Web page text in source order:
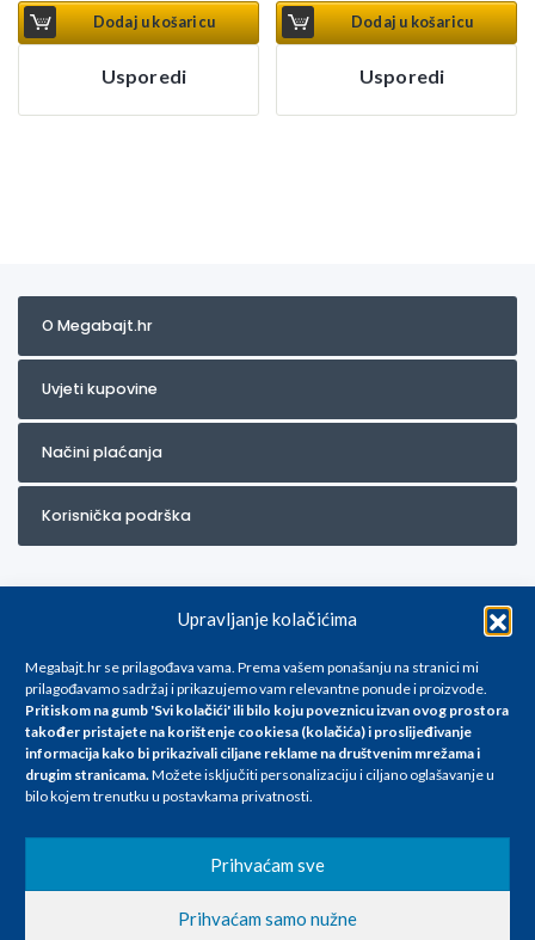
Upravljanje kolačićima
Megabajt.hr se prilagođava vama. Prema vašem ponašanju na stranici mi
prilagođavamo sadržaj i prikazujemo vam relevantne ponude i proizvode.
Pritiskom na gumb 'Svi kolačići' ili bilo koju poveznicu izvan ovog prostora
također pristajete na korištenje cookiesa (kolačića) i proslijeđivanje
informacija kako bi prikazivali ciljane reklame na društvenim mrežama i
drugim stranicama.Možete isključiti personalizaciju i ciljano oglašavanje u
bilo kojem trenutku u postavkama privatnosti.
Prihvaćam sve
Prihvaćam samo nužne
Dodaj u košaricu
Usporedi
Dodaj u košaricu
Usporedi
O Megabajt.hr
Uvjeti kupovine
Načini plaćanja
Korisnička podrška
Za artikle kojih trenutno nema u ponudi obratite nam se na
info@megabajt.hr. Sve cijene su informativnog karaktera i podložne su
promjenama, a
iskazane su za avansno plaćanje(gotovina) u Eurima i uključuju PDV. Sve
se razlikovati od cijena u našim poslovnicama. Trudimo se dati što bolji
i točniji opis i sliku. Unatoč tome, ne možemo garantirati da su svi
nastale u opisu proizvoda, greške prilikom štampanja te promjene